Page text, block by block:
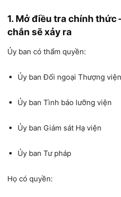
1. Mở điều tra chính thức
chắn sẽ xảy ra
Ủy ban có thẩm quyền:
Ủy ban Đối ngoại Thượng viện
Ủy ban Tình báo lưỡng viện
Ủy ban Giám sát Hạ viện
Ủy ban Tư pháp
Họ có quyền: